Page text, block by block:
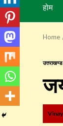
होम
Home
उत्तराखण्ड